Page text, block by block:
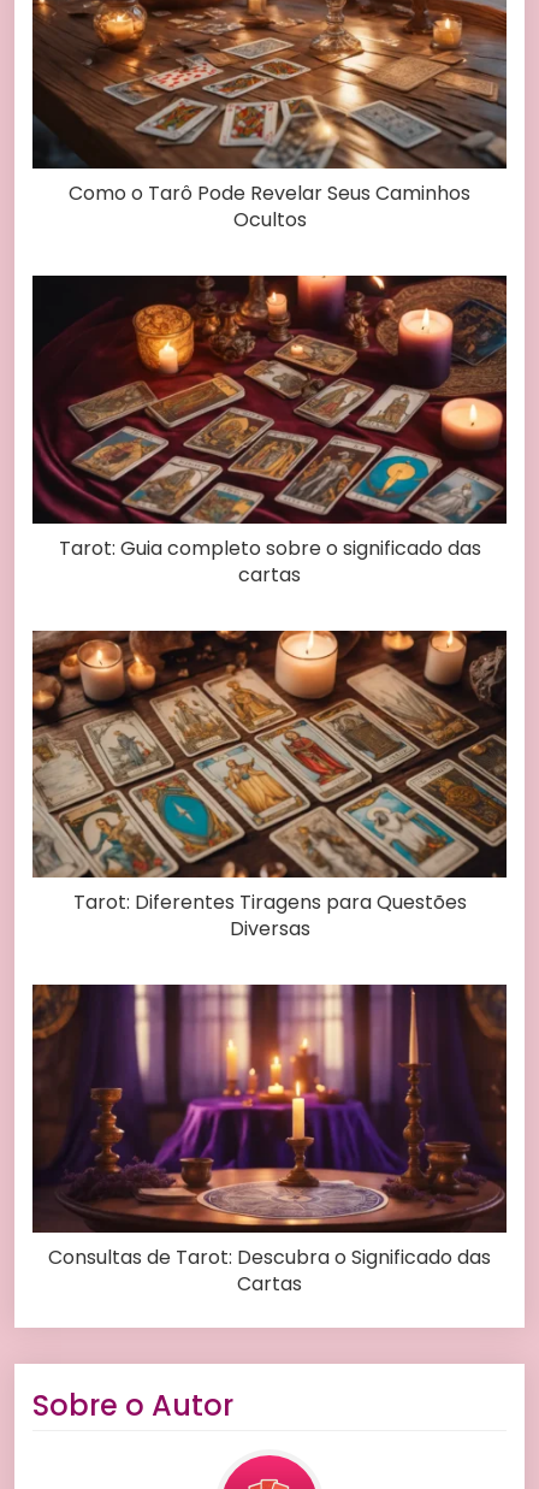
Como o Tarô Pode Revelar Seus Caminhos
Ocultos
Tarot: Guia completo sobre o significado das
cartas
Tarot: Diferentes Tiragens para Questões
Diversas
Consultas de Tarot: Descubra o Significado das
Cartas
Sobre o Autor